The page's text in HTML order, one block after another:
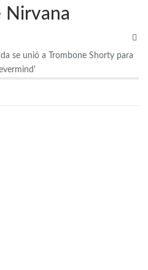
Nirvana
se unió a Trombone Shorty para